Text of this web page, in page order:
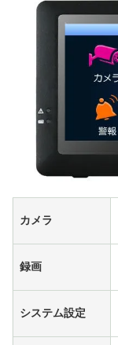
カメラ
録画
システム設定